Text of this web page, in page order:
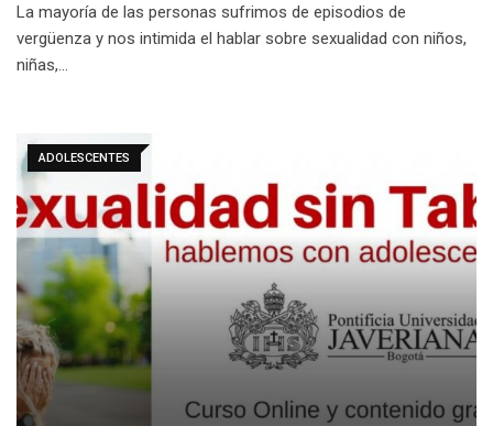
La mayoría de las personas sufrimos de episodios de
vergüenza y nos intimida el hablar sobre sexualidad con niños,
niñas,…
ADOLESCENTES